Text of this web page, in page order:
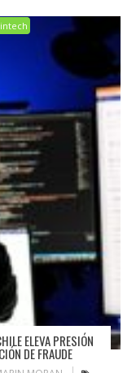
ELEVA PRESIÓN
DE FRAUDE